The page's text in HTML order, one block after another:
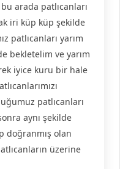
arada patlıcanları
iri küp küp şekilde
patlıcanları yarım
bekletelim ve yarım
iyice kuru bir hale
patlıcanları
aynı şekilde
doğranmış olan
üzerine